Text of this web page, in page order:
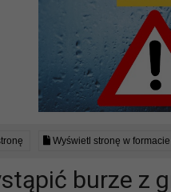
Wyświetl stronę w
burze z